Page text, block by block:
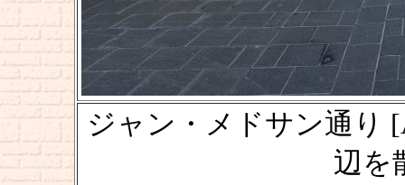
ジャン・メドサン通り
辺を